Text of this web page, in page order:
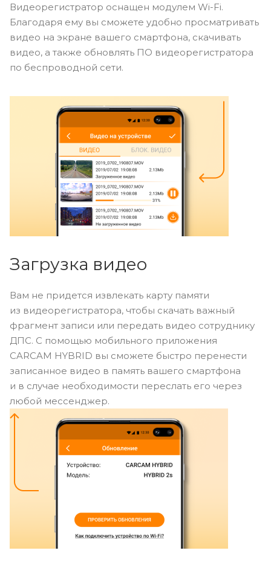
Видеорегистратор оснащен модулем Wi-Fi.
Благодаря ему вы сможете удобно просматривать
видео на экране вашего смартфона, скачивать
видео, а также обновлять ПО видеорегистратора
по беспроводной сети.
Загрузка видео
Вам не придется извлекать карту памяти
из видеорегистратора, чтобы скачать важный
фрагмент записи или передать видео сотруднику
ДПС. С помощью мобильного приложения
CARCAM HYBRID вы сможете быстро перенести
записанное видео в память вашего смартфона
и в случае необходимости переслать его через
любой мессенджер.